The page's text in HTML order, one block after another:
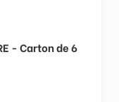
- Carton de 6